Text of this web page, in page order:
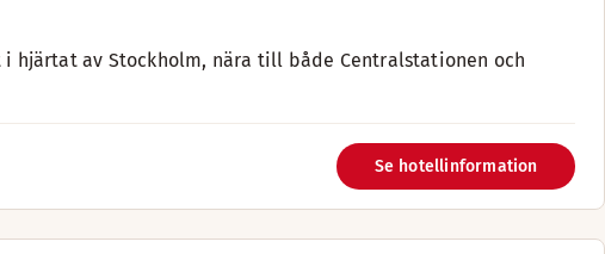
av Stockholm, nära till både Centralstationen och
Se hotellinformation